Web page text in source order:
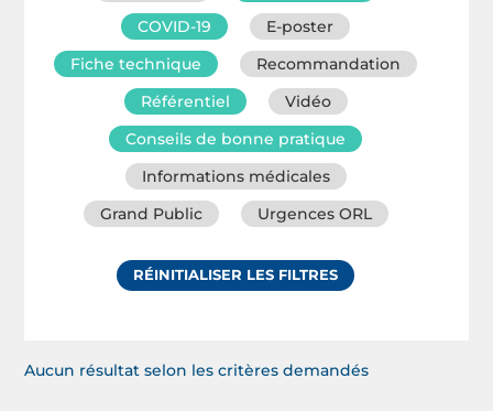
COVID-19
E-poster
Fiche technique
Recommandation
Référentiel
Vidéo
Conseils de bonne pratique
Informations médicales
Grand Public
Urgences ORL
RÉINITIALISER LES FILTRES
Aucun résultat selon les critères demandés